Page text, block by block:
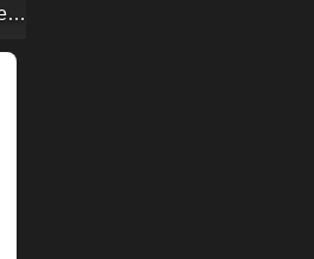
NVIDIA Vera Rubin POD: семь чипов, пять стоек, один ИИ-суперкомпьютер